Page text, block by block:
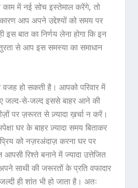
में नई सोच इस्तेमाल करेंगे, तो
आप अपने उद्देश्यों को समय पर
बात का निर्णय लेना होगा कि इन
से आप इस समस्या का समाधान
वजह हो सकती है। आपको परिवार में
जल्द-से-जल्द इससे बाहर आने की
पर ज़रूरत से ज़्यादा ख़र्चा न करें।
घर के बाहर ज़्यादा समय बिताकर
को नज़रअंदाज़ करना घर पर
रिश्ते बनाने में ज्यादा उत्तेजित
साथी की जरूरतों के प्रति वफादार
ही शांत भी हो जाता है। अतः